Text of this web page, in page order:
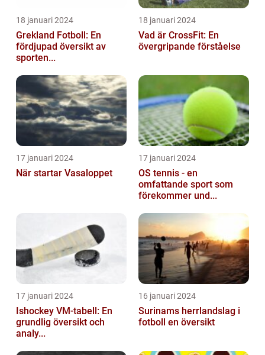
18 januari 2024
Grekland Fotboll: En
fördjupad översikt av
sporten...
18 januari 2024
Vad är CrossFit: En
övergripande förståelse
17 januari 2024
När startar Vasaloppet
17 januari 2024
OS tennis - en
omfattande sport som
förekommer und...
17 januari 2024
Ishockey VM-tabell: En
grundlig översikt och
analy...
16 januari 2024
Surinams herrlandslag i
fotboll en översikt